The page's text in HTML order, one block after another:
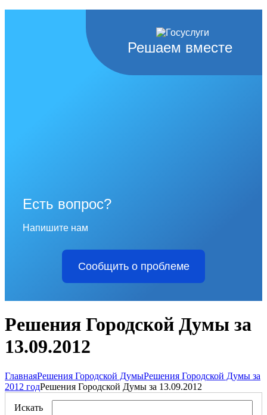
Решаем вместе
Есть вопрос?
Напишите нам
Сообщить о проблеме
Решения Городской Думы за
13.09.2012
ГлавнаяРешения Городской ДумыРешения Городской Думы за
2012 годРешения Городской Думы за 13.09.2012
Искать